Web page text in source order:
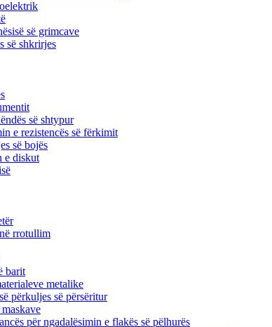
së grimcave
së shkrirjes
së shtypur
e rezistencës së fërkimit
së bojës
e diskut
rrotullim
barit
metalike
përkuljes së përsëritur
për ngadalësimin e flakës së pëlhurës